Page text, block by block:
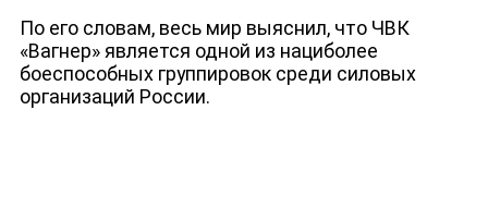
ДЕПУТАТЫ К СЪЕЗДУ
По его словам, весь мир выяснил, что ЧВК
«Вагнер» является одной из нациболее
боеспособных группировок среди силовых
организаций России.